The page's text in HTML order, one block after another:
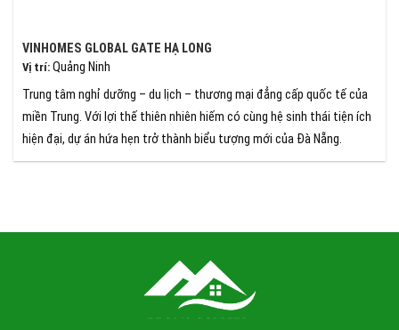
VINHOMES GLOBAL GATE HẠ LONG
Vị trí:Quảng Ninh
Trung tâm nghỉ dưỡng – du lịch – thương mại đẳng cấp quốc tế của
miền Trung. Với lợi thế thiên nhiên hiếm có cùng hệ sinh thái tiện ích
hiện đại, dự án hứa hẹn trở thành biểu tượng mới của Đà Nẵng.